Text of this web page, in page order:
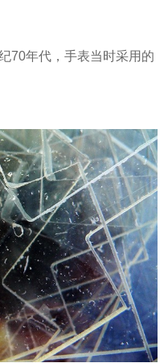
70年代，手表当时采用的